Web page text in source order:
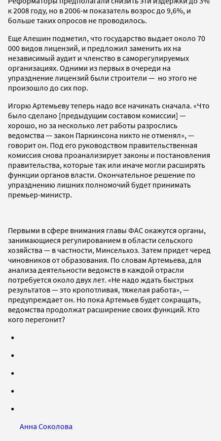
к 2008 году, но в 2006-м показатель возрос до 9,6%, и
больше таких опросов не проводилось.
Еще Алешин подметил, что государство выдает около 70
000 видов лицензий, и предложил заменить их на
независимый аудит и членство в саморегулируемых
организациях. Одними из первых в очереди на
упразднение лицензий были строители — но этого не
произошло до сих пор.
Игорю Артемьеву теперь надо все начинать сначала. «Что
было сделано [предыдущим составом комиссии] —
хорошо, но за несколько лет работы разрослись
ведомства — закон Паркинсона никто не отменял», —
говорит он. Под его руководством правительственная
комиссия снова проанализирует законы и постановления
правительства, которые так или иначе могли расширять
функции органов власти. Окончательное решение по
упразднению лишних полномочий будет принимать
премьер-министр.
Первыми в сфере внимания главы ФАС окажутся органы,
занимающиеся регулированием в области сельского
хозяйства — в частности, Минсельхоз. Затем придет черед
чиновников от образования. По словам Артемьева, для
анализа деятельности ведомств в каждой отрасли
потребуется около двух лет. «Не надо ждать быстрых
результатов — это кропотливая, тяжелая работа», —
предупреждает он. Но пока Артемьев будет сокращать,
ведомства продолжат расширение своих функций. Кто
кого перегонит?
Анна Соколова